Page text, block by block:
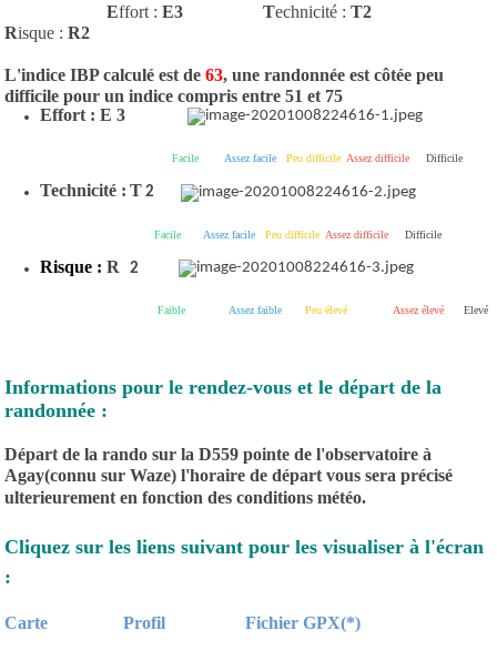
Effort : E3 Technicité : T2
Risque : R2
L'indice IBP calculé est de 63, une randonnée est côtée peu
difficile pour un indice compris entre 51 et 75
Effort : E 3
Facile Assez facile Peu difficile Assez difficile Difficile
Technicité : T 2
Facile Assez facile Peu difficile Assez difficile Difficile
Risque : R 2
Faible Assez faible Peu élevé Assez élevé Elevé
Informations pour le rendez-vous et le départ de la
randonnée :
Départ de la rando sur la D559 pointe de l'observatoire à
Agay(connu sur Waze) l'horaire de départ vous sera précisé
ulterieurement en fonction des conditions météo.
Cliquez sur les liens suivant pour les visualiser à l'écran
:
Carte Profil Fichier GPX(*)